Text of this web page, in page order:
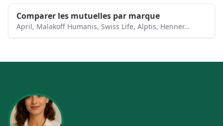
Comparer les mutuelles par marque
April, Malakoff Humanis, Swiss Life, Alptis, Henner…